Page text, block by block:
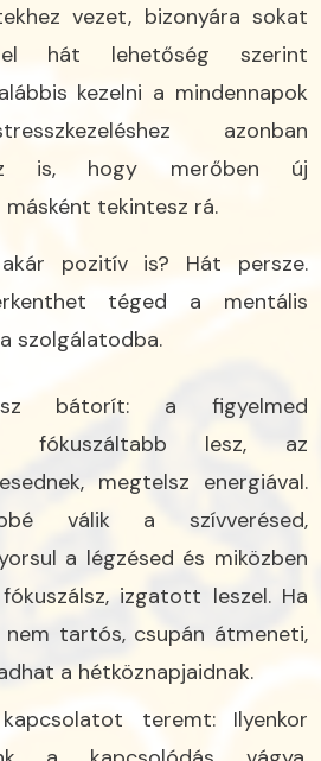
vezet, bizonyára sokat
hát lehetőség szerint
kezelni a mindennapok
azonban
is, hogy merőben új
tekintesz rá.
pozitív is? Hát persze.
téged a mentális
szolgálatodba.
bátorít: a figyelmed
fókuszáltabb lesz, az
megtelsz energiával.
válik a szívverésed,
a légzésed és miközben
izgatott leszel. Ha
tartós, csupán átmeneti,
a hétköznapjaidnak.
teremt: Ilyenkor